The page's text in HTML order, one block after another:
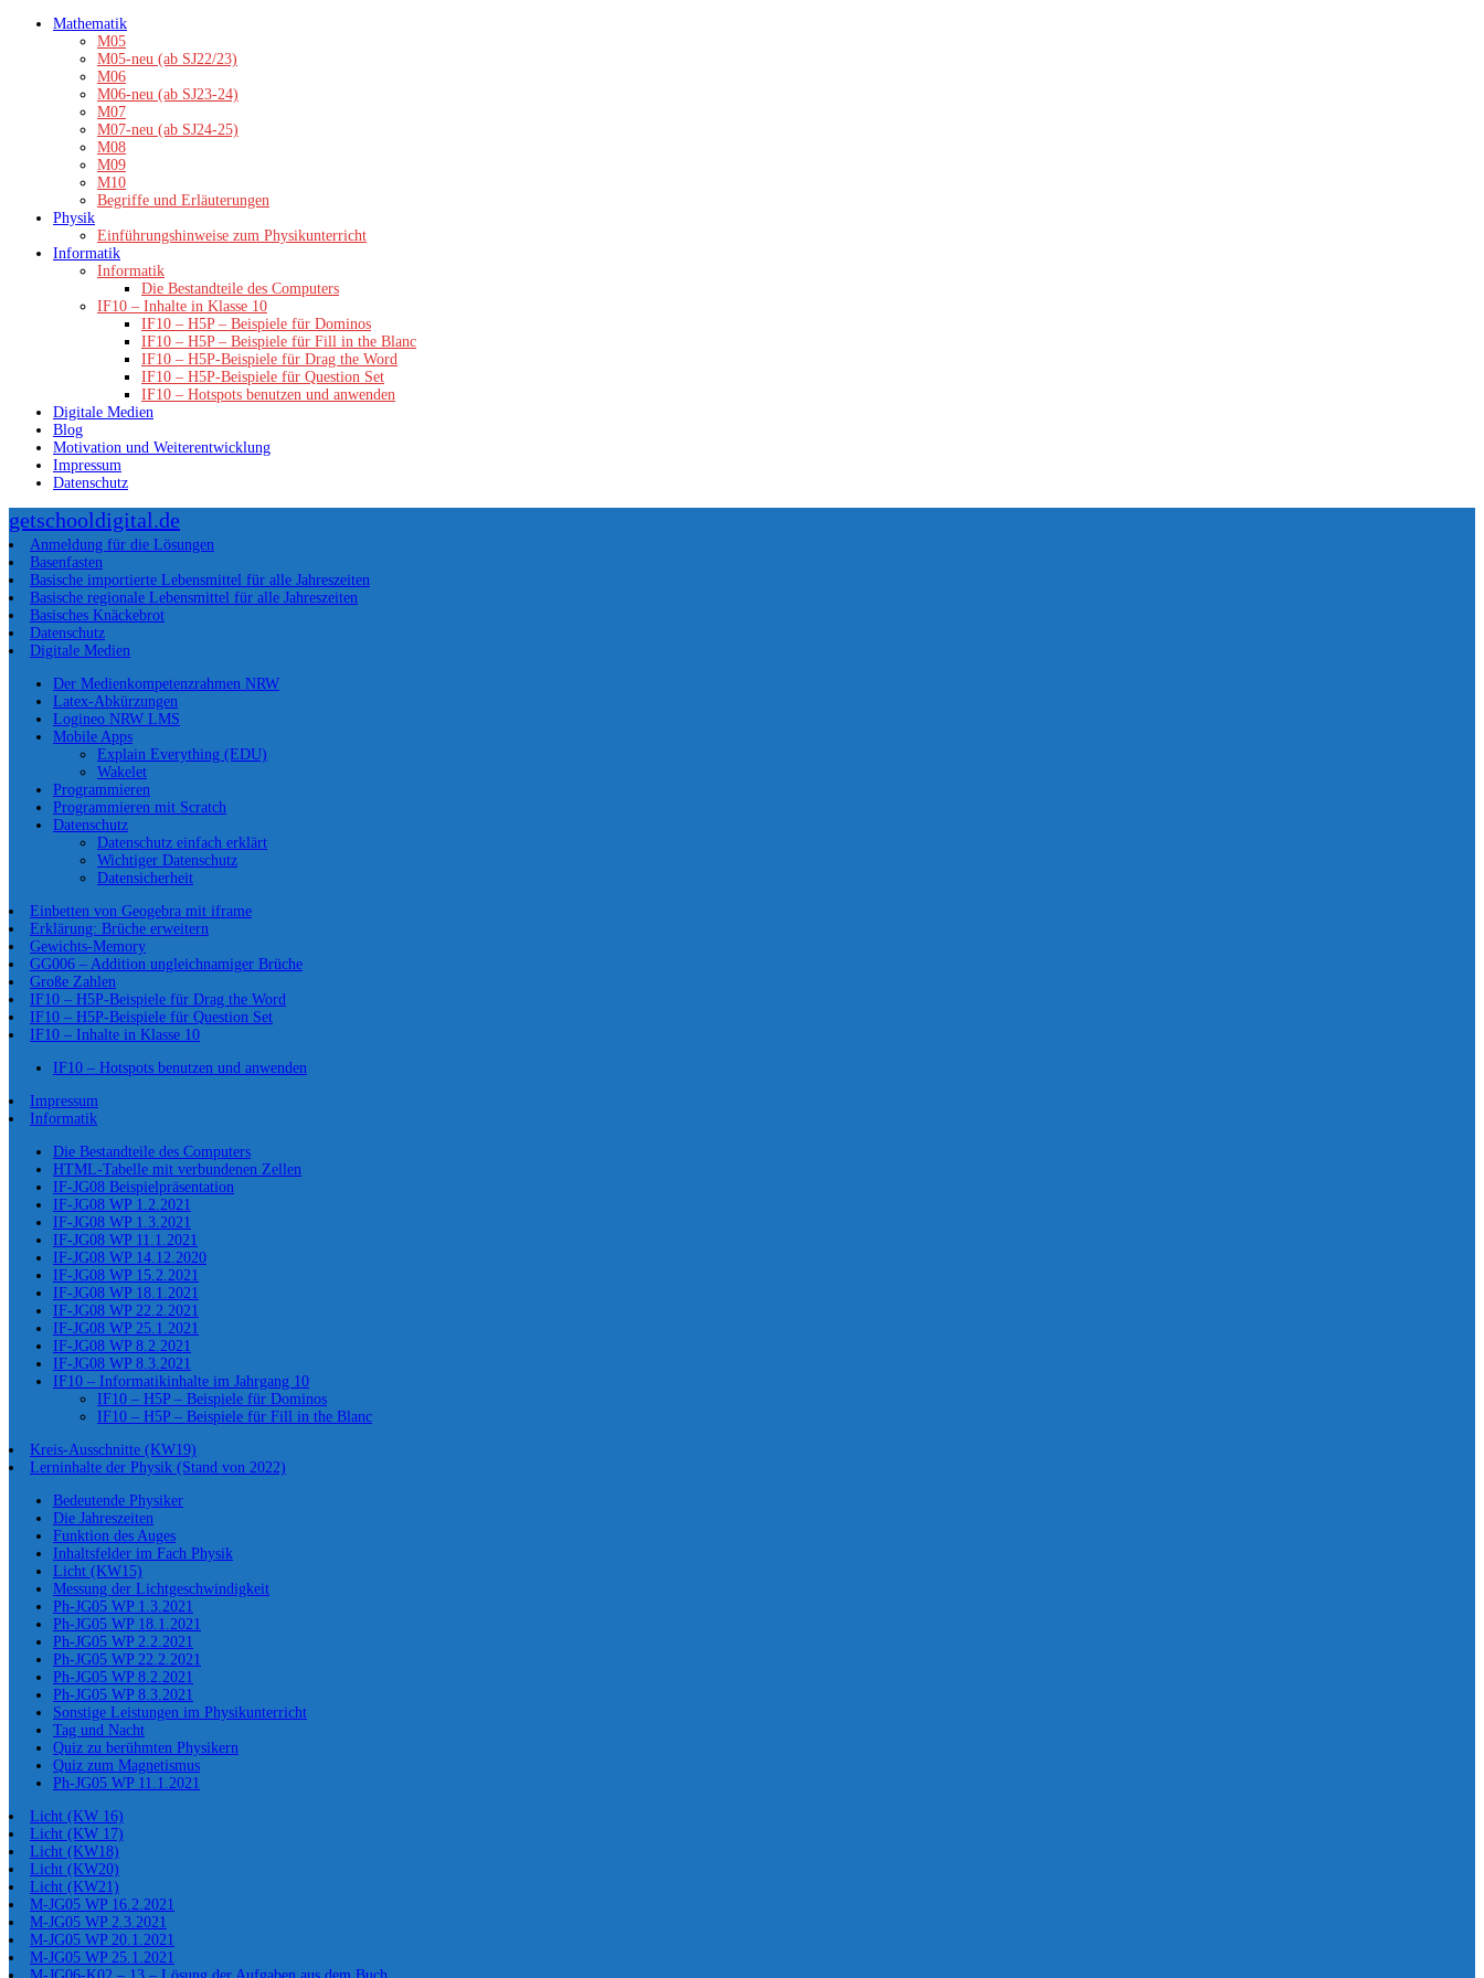
Zum
Mathematik
M05
M05-neu (ab SJ22/23)
M06
M06-neu (ab SJ23-24)
M07
M07-neu (ab SJ24-25)
M08
M09
M10
Begriffe und Erläuterungen
Physik
Einführungshinweise zum Physikunterricht
Informatik
Informatik
Die Bestandteile des Computers
IF10 – Inhalte in Klasse 10
IF10 – H5P – Beispiele für Dominos
IF10 – H5P – Beispiele für Fill in the Blanc
IF10 – H5P-Beispiele für Drag the Word
IF10 – H5P-Beispiele für Question Set
IF10 – Hotspots benutzen und anwenden
Digitale Medien
Blog
Motivation und Weiterentwicklung
Impressum
Datenschutz
getschooldigital.de
Anmeldung für die Lösungen
Basenfasten
Basische importierte Lebensmittel für alle Jahreszeiten
Basische regionale Lebensmittel für alle Jahreszeiten
Basisches Knäckebrot
Datenschutz
Digitale Medien
Der Medienkompetenzrahmen NRW
Latex-Abkürzungen
Logineo NRW LMS
Mobile Apps
Explain Everything (EDU)
Wakelet
Programmieren
Programmieren mit Scratch
Datenschutz
Datenschutz einfach erklärt
Wichtiger Datenschutz
Datensicherheit
Einbetten von Geogebra mit iframe
Erklärung: Brüche erweitern
Gewichts-Memory
GG006 – Addition ungleichnamiger Brüche
Große Zahlen
IF10 – H5P-Beispiele für Drag the Word
IF10 – H5P-Beispiele für Question Set
IF10 – Inhalte in Klasse 10
IF10 – Hotspots benutzen und anwenden
Impressum
Informatik
Die Bestandteile des Computers
HTML-Tabelle mit verbundenen Zellen
IF-JG08 Beispielpräsentation
IF-JG08 WP 1.2.2021
IF-JG08 WP 1.3.2021
IF-JG08 WP 11.1.2021
IF-JG08 WP 14.12.2020
IF-JG08 WP 15.2.2021
IF-JG08 WP 18.1.2021
IF-JG08 WP 22.2.2021
IF-JG08 WP 25.1.2021
IF-JG08 WP 8.2.2021
IF-JG08 WP 8.3.2021
IF10 – Informatikinhalte im Jahrgang 10
IF10 – H5P – Beispiele für Dominos
IF10 – H5P – Beispiele für Fill in the Blanc
Kreis-Ausschnitte (KW19)
Lerninhalte der Physik (Stand von 2022)
Bedeutende Physiker
Die Jahreszeiten
Funktion des Auges
Inhaltsfelder im Fach Physik
Licht (KW15)
Messung der Lichtgeschwindigkeit
Ph-JG05 WP 1.3.2021
Ph-JG05 WP 18.1.2021
Ph-JG05 WP 2.2.2021
Ph-JG05 WP 22.2.2021
Ph-JG05 WP 8.2.2021
Ph-JG05 WP 8.3.2021
Sonstige Leistungen im Physikunterricht
Tag und Nacht
Quiz zu berühmten Physikern
Quiz zum Magnetismus
Ph-JG05 WP 11.1.2021
Licht (KW 16)
Licht (KW 17)
Licht (KW18)
Licht (KW20)
Licht (KW21)
M-JG05 WP 16.2.2021
M-JG05 WP 2.3.2021
M-JG05 WP 20.1.2021
M-JG05 WP 25.1.2021